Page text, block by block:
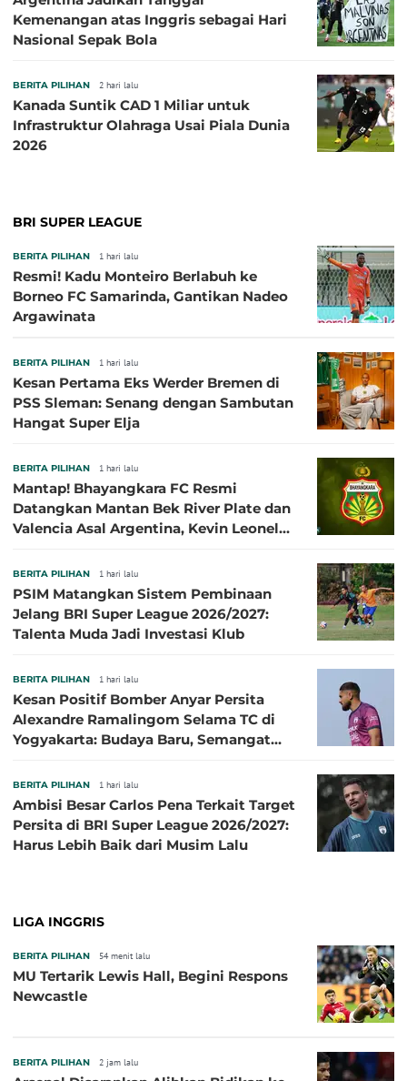
Kemenangan atas Inggris sebagai Hari
Nasional Sepak Bola
BERITA PILIHAN 2 hari lalu
Kanada Suntik CAD 1 Miliar untuk
Infrastruktur Olahraga Usai Piala Dunia
2026
BRI SUPER LEAGUE
BERITA PILIHAN 1 hari lalu
Resmi! Kadu Monteiro Berlabuh ke
Borneo FC Samarinda, Gantikan Nadeo
Argawinata
BERITA PILIHAN 1 hari lalu
Kesan Pertama Eks Werder Bremen di
PSS Sleman: Senang dengan Sambutan
Hangat Super Elja
BERITA PILIHAN 1 hari lalu
Mantap! Bhayangkara FC Resmi
Datangkan Mantan Bek River Plate dan
Valencia Asal Argentina, Kevin Leonel
BERITA PILIHAN 1 hari lalu
PSIM Matangkan Sistem Pembinaan
Jelang BRI Super League 2026/2027:
Talenta Muda Jadi Investasi Klub
BERITA PILIHAN 1 hari lalu
Kesan Positif Bomber Anyar Persita
Alexandre Ramalingom Selama TC di
Yogyakarta: Budaya Baru, Semangat
BERITA PILIHAN 1 hari lalu
Ambisi Besar Carlos Pena Terkait Target
Persita di BRI Super League 2026/2027:
Harus Lebih Baik dari Musim Lalu
LIGA INGGRIS
BERITA PILIHAN 54 menit lalu
MU Tertarik Lewis Hall, Begini Respons
Newcastle
BERITA PILIHAN 2 jam lalu